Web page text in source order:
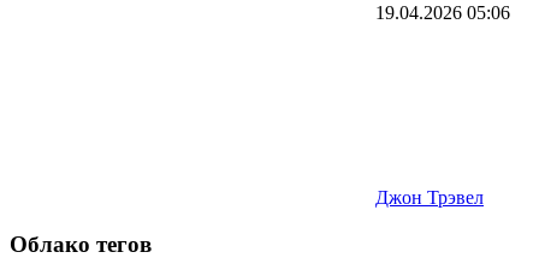
19.04.2026 05:06
Джон Трэвел
Облако тегов